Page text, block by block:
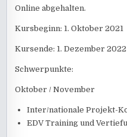
Online abgehalten.
Kursbeginn: 1. Oktober 2021
Kursende: 1. Dezember 2022
Schwerpunkte:
Oktober / November
Inter/nationale Projekt-
EDV Training und